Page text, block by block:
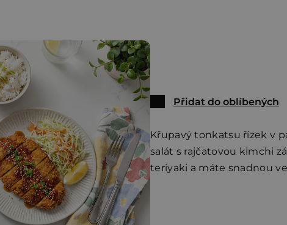
Přidat do oblíbených
Křupavý tonkatsu řízek v
salát s rajčatovou kimchi
teriyaki a máte snadnou